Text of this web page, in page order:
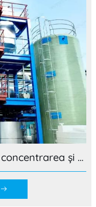
Evaporarea apelor uzate, concentrarea și cristalizarea Proiectului la cheie - Wuhan Rongbai